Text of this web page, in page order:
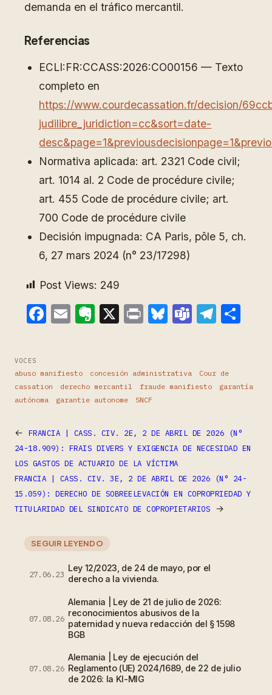
demanda en el tráfico mercantil.
Referencias
ECLI:FR:CCASS:2026:CO00156 — Texto
completo en
https://www.courdecassation.fr/decision/
judilibre_juridiction=cc&sort=date-
Normativa aplicada: art. 2321 Code civil;
art. 1014 al. 2 Code de procédure civile;
art. 455 Code de procédure civile; art.
700 Code de procédure civile
Decisión impugnada: CA Paris, pôle 5, ch.
6, 27 mars 2024 (n° 23/17298)
Post Views: 249
Facebook
EmailEvernote
X PrintBluesky
Teams
VOCES
abuso manifiesto concesión administrativa
Cour de
cassation
derecho mercantil fraude manifiesto
garantía
autónoma
garantie autonome SNCF
←
FRANCIA | CASS. CIV. 2E, 2 DE ABRIL DE 2026 (N°
24-18.909): FRAIS DIVERS Y EXIGENCIA DE NECESIDAD EN
LOS GASTOS DE ACTUARIO DE LA VÍCTIMA
FRANCIA | CASS. CIV. 3E, 2 DE ABRIL DE 2026 (N° 24-
15.059): DERECHO DE SOBREELEVACIÓN EN COPROPRIEDAD Y
TITULARIDAD DEL SINDICATO DE COPROPIETARIOS
→
SEGUIR LEYENDO
27.06.23
Ley 12/2023, de 24 de mayo, por el
derecho a la vivienda.
07.08.26
Alemania | Ley de 21 de julio de 2026:
reconocimientos abusivos de la
paternidad y nueva redacción del § 1598
BGB
07.08.26
Alemania | Ley de ejecución del
Reglamento (UE) 2024/1689, de 22 de julio
de 2026: la KI-MIG